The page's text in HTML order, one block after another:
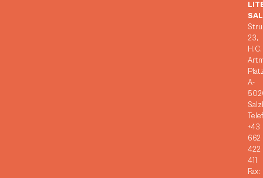
23,
H.C.
A-
+43
662
422
411
Fax: